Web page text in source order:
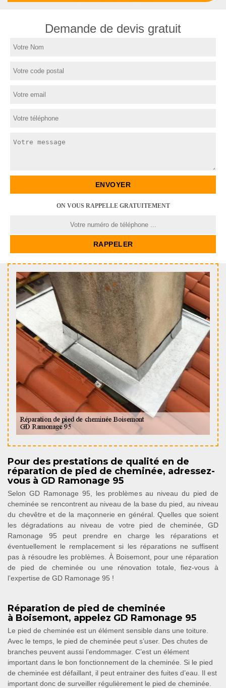
Demande de devis gratuit
ON VOUS RAPPELLE GRATUITEMENT
Pour des prestations de qualité en de
réparation de pied de cheminée, adressez-
vous à GD Ramonage 95
Selon GD Ramonage 95, les problèmes au niveau du pied de
cheminée se rencontrent au niveau de la base du pied, au niveau
du chevêtre et de la maçonnerie en général. Quelles que soient
les dégradations au niveau de votre pied de cheminée, GD
Ramonage 95 peut prendre en charge les réparations et
éventuellement le remplacement si les réparations ne suffisent
pas à résoudre les problèmes. À Boisemont, pour une réparation
de pied de cheminée ou une rénovation totale, fiez-vous à
l’expertise de GD Ramonage 95 !
Réparation de pied de cheminée
à Boisemont, appelez GD Ramonage 95
Le pied de cheminée est un élément sensible dans une toiture.
Avec le temps, le pied de cheminée peut s’user. Des chutes de
branches peuvent aussi l’endommager. C’est un élément
important dans le bon fonctionnement de la cheminée. Si le pied
de cheminée est défaillant, il peut entrainer des fuites d’eau. Il est
important donc de surveiller régulièrement le pied de cheminée.